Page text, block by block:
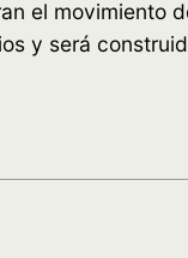
el movimiento
y será